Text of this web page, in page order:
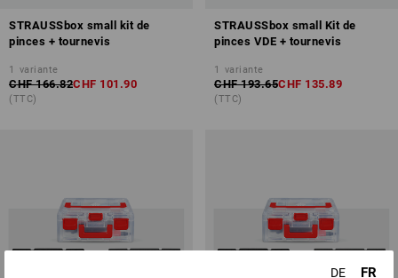
STRAUSSbox small kit de
pinces + tournevis
1 variante
CHF 166.82CHF 101.90
(TTC)
STRAUSSbox small Kit de
pinces VDE + tournevis
1 variante
CHF 193.65CHF 135.89
(TTC)
DE FR